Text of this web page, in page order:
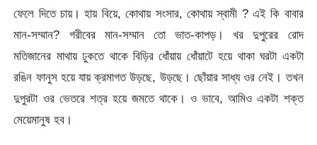
ফেলে দিতে চায়। হায় বিয়ে, কোথায় সংসার, কোথায় স্বামী ? এই কি বাবার
মান-সম্মান? গরীবের মান-সম্মান তো ভাত-কাপড়। খর দুপুরের রোদ
মতিজানের মাথায় ঢুকতে থাকে বিড়ির ধোঁয়ায় ধোঁয়াটে হয়ে থাকা ঘরটা একটা
রঙিন ফানুস হয়ে যায় ক্রমাগত উড়ছে, উড়ছে। ছোঁয়ার সাধ্য ওর নেই। তখন
দুপুরটা ওর ভেতরে শত্র হয়ে জমতে থাকে। ও ভাবে, আমিও একটা শক্ত
মেয়েমানুষ হব।